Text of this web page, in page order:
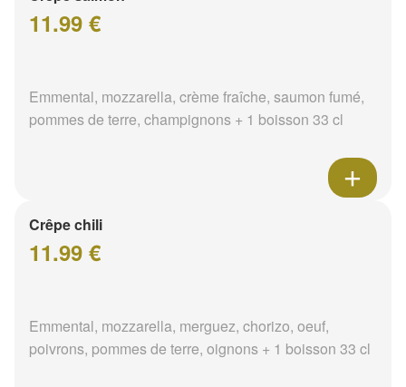
11.99 €
Emmental, mozzarella, crème fraîche, saumon fumé,
pommes de terre, champignons + 1 boisson 33 cl
Crêpe chili
11.99 €
Emmental, mozzarella, merguez, chorizo, oeuf,
poivrons, pommes de terre, oignons + 1 boisson 33 cl